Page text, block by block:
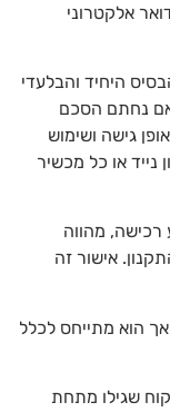
אלקטרוני
היחיד והבלעדי
נחתם הסכם
גישה ושימוש
או כל מכשיר
רכישה, מהווה
אישור זה
אך הוא מתייחס לכלל
מצהיר כי הוא בגיר מעל גיל 18. לקוח שגילו מתחת